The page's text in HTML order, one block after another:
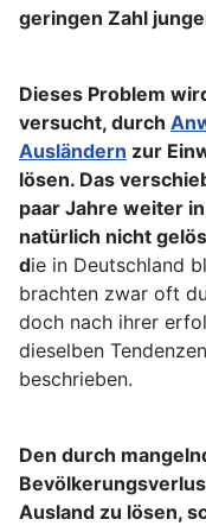
geringen Zahl
Dieses Problem
versucht, durch
Ausländern zur
lösen. Das
paar Jahre weiter
natürlich nicht
die in Deutschland
brachten zwar oft
doch nach ihrer
dieselben
beschrieben.
Den durch
Ausland zu lösen,